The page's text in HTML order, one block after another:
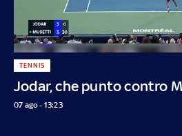
Jodar, che punto contro
TENNIS
07 ago - 13:23